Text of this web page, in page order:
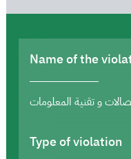
Name of the
و تقنية المعلومات
Type of violation